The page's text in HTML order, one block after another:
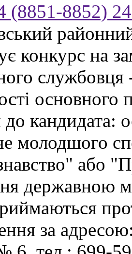
8852) 24
конкурс на
службовця
основного
кандидата:
молодшого
або
державною
за